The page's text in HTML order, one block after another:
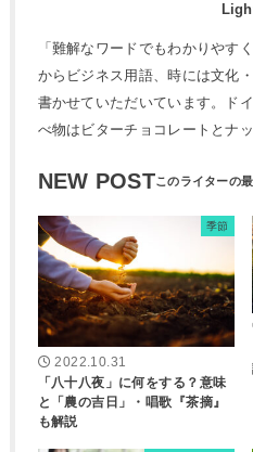
「難解なワードでもわかりやす
からビジネス用語、時には文化
書かせていただいています。ド
べ物はビターチョコレートとナッ
NEW POST
季節
2022.10.31
「八十八夜」に何をする？意味
と「農の吉日」・唱歌『茶摘』
も解説